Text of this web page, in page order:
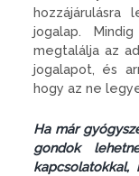
jogalap.
megtalálja az
jogalapot, és
hogy az ne
Ha már
gondok
kapcsolatokkal,